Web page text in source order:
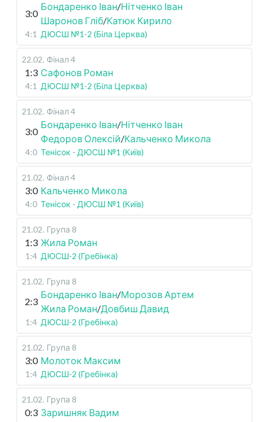
3:0
Бондаренко Іван/Нітченко Іван
Шаронов Гліб/Катюк Кирило
4:1 ДЮСШ №1-2 (Біла Церква)
22.02. Фінал 4
1:3 Сафонов Роман
4:1 ДЮСШ №1-2 (Біла Церква)
21.02. Фінал 4
3:0
Бондаренко Іван/Нітченко Іван
Федоров Олексій/Кальченко Микола
4:0 Тенісок - ДЮСШ №1 (Київ)
21.02. Фінал 4
3:0 Кальченко Микола
4:0 Тенісок - ДЮСШ №1 (Київ)
21.02. Група 8
1:3 Жила Роман
1:4 ДЮСШ-2 (Гребінка)
21.02. Група 8
2:3
Бондаренко Іван/Морозов Артем
Жила Роман/Довбиш Давид
1:4 ДЮСШ-2 (Гребінка)
21.02. Група 8
3:0 Молоток Максим
1:4 ДЮСШ-2 (Гребінка)
21.02. Група 8
0:3 Заришняк Вадим